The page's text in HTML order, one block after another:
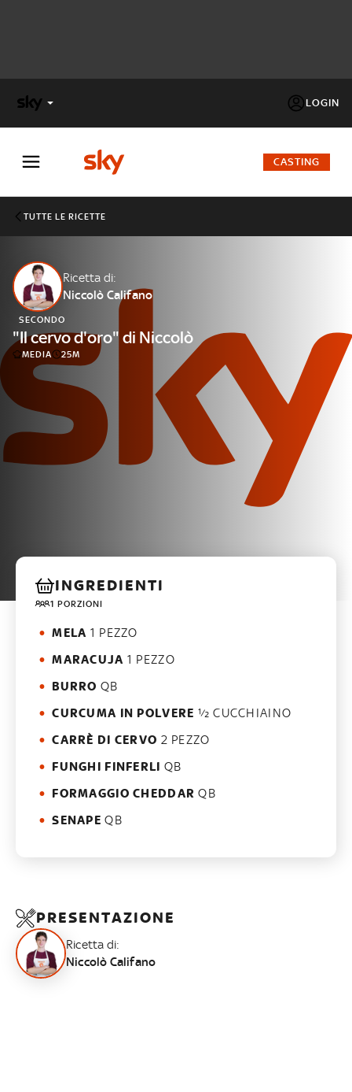
LOGIN
FACTOR
Cos’altro vedere:
PROGRAMMI SKY
Un mondo di offerte:
SKY.IT
NOW
CASTING
TUTTE LE RICETTE
Ricetta di:
Niccolò Califano
SECONDO
"Il cervo d'oro" di Niccolò
MEDIA 25M
INGREDIENTI
1 PORZIONI
MELA 1 PEZZO
MARACUJA 1 PEZZO
BURRO QB
CURCUMA IN POLVERE ½ CUCCHIAINO
CARRÈ DI CERVO 2 PEZZO
FUNGHI FINFERLI QB
FORMAGGIO CHEDDAR QB
SENAPE QB
PRESENTAZIONE
Ricetta di:
Niccolò Califano